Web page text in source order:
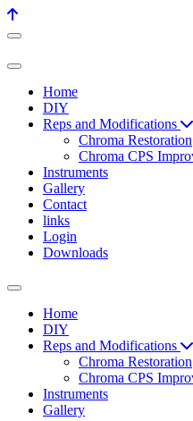
Home
DIY
Reps and Modifications
Chroma Restoration
Chroma CPS
Instruments
Gallery
Contact
links
Login
Downloads
Home
DIY
Reps and Modifications
Chroma Restoration
Chroma CPS
Instruments
Gallery